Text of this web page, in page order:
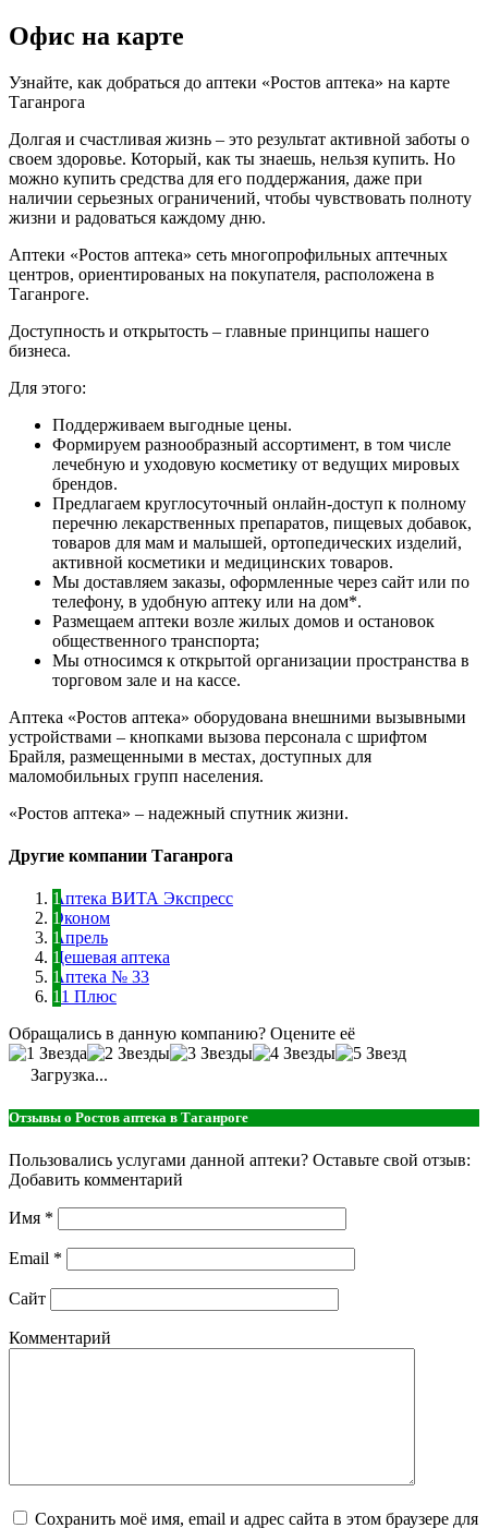
Офис на карте
Узнайте, как добраться до аптеки «Ростов аптека» на карте
Таганрога
Долгая и счастливая жизнь – это результат активной заботы о
своем здоровье. Который, как ты знаешь, нельзя купить. Но
можно купить средства для его поддержания, даже при
наличии серьезных ограничений, чтобы чувствовать полноту
жизни и радоваться каждому дню.
Аптеки «Ростов аптека» сеть многопрофильных аптечных
центров, ориентированых на покупателя, расположена в
Таганроге.
Доступность и открытость – главные принципы нашего
бизнеса.
Для этого:
Поддерживаем выгодные цены.
Формируем разнообразный ассортимент, в том числе
лечебную и уходовую косметику от ведущих мировых
брендов.
Предлагаем круглосуточный онлайн-доступ к полному
перечню лекарственных препаратов, пищевых добавок,
товаров для мам и малышей, ортопедических изделий,
активной косметики и медицинских товаров.
Мы доставляем заказы, оформленные через сайт или по
телефону, в удобную аптеку или на дом*.
Размещаем аптеки возле жилых домов и остановок
общественного транспорта;
Мы относимся к открытой организации пространства в
торговом зале и на кассе.
Аптека «Ростов аптека» оборудована внешними вызывными
устройствами – кнопками вызова персонала с шрифтом
Брайля, размещенными в местах, доступных для
маломобильных групп населения.
«Ростов аптека» – надежный спутник жизни.
Другие компании Таганрога
Аптека ВИТА Экспресс
Эконом
Апрель
Дешевая аптека
Аптека № 33
61 Плюс
Обращались в данную компанию? Оцените её
Загрузка...
Отзывы о Ростов аптека в Таганроге
Пользовались услугами данной аптеки? Оставьте свой отзыв:
Добавить комментарий
Имя *
Email *
Сайт
Комментарий
Сохранить моё имя, email и адрес сайта в этом браузере для